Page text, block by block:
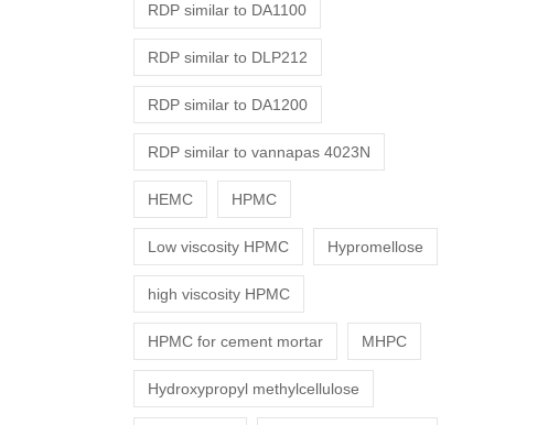
RDP similar to DA1100
RDP similar to DLP212
RDP similar to DA1200
RDP similar to vannapas 4023N
HEMC HPMC
Low viscosity HPMC Hypromellose
high viscosity HPMC
HPMC for cement mortar MHPC
Hydroxypropyl methylcellulose